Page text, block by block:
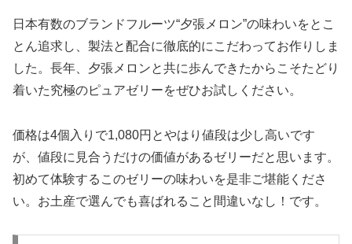
日本有数のブランドフルーツ“夕張メロン”の味わいをとこ
とん追求し、製法と配合に徹底的にこだわってお作りしま
した。長年、夕張メロンと共に歩んできたからこそたどり
着いた究極のピュアゼリーをぜひお試しください。
価格は4個入りで1,080円とやはり値段は少し高いです
が、値段に見合うだけの価値があるゼリーだと思います。
初めて体験するこのゼリーの味わいを是非ご堪能くださ
い。お土産で選んでも喜ばれること間違いなし！です。